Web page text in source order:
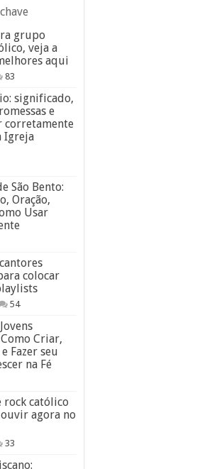
grupo
veja a
aqui
83
significado,
e
corretamente
Igreja
São Bento:
Oração,
Usar
colocar
54
Criar,
Fazer seu
na Fé
rock católico
agora no
33